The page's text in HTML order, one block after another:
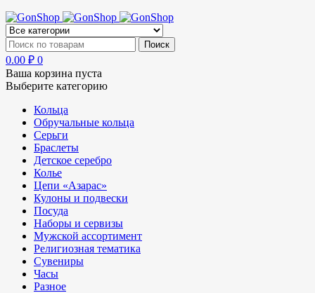
0.00 ₽ 0
Ваша корзина пуста
Выберите категорию
Кольца
Обручальные кольца
Серьги
Браслеты
Детское серебро
Колье
Цепи «Азарас»
Кулоны и подвески
Посуда
Наборы и сервизы
Мужской ассортимент
Религиозная тематика
Сувениры
Часы
Разное